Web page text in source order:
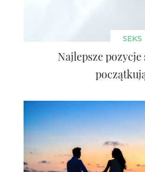
SEKS
Najlepsze pozycje